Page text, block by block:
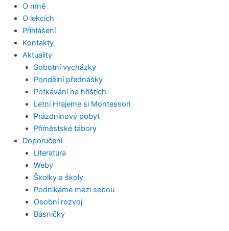
Přeskočit
obsah
O mně
O lekcích
Přihlášení
Kontakty
Aktuality
Sobotní vycházky
Pondělní přednášky
Potkávání na hřištích
Letní Hrajeme si Montessori
Prázdninový pobyt
Příměstské tábory
Doporučení
Literatura
Weby
Školky a školy
Podnikáme mezi sebou
Osobní rozvoj
Básničky